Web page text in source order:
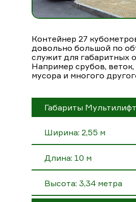
Контейнер 27
довольно большой по
служит для габаритных
Например срубов,
мусора и многого
Габариты
Ширина: 2,55 м
Длина: 10 м
Высота: 3,34 метра